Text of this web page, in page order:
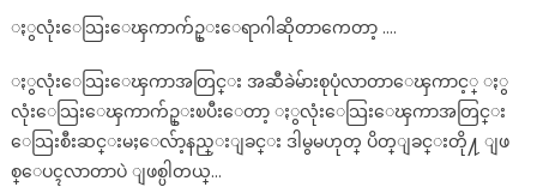
ႏွလုံးေသြးေၾကာက်ဥ္းေရာဂါဆိုတာကေတာ့ ….
ႏွလုံးေသြးေၾကာအတြင္း အဆီခဲမ်ားစုပုံလာတာေၾကာင့္ ႏွ
လုံးေသြးေၾကာက်ဥ္းၿပီးေတာ့ ႏွလုံးေသြးေၾကာအတြင္း
ေသြးစီးဆင္းမႈေလ်ာ့နည္းျခင္း ဒါမွမဟုတ္ ပိတ္ျခင္းတို႔ ျဖ
စ္ေပၚလာတာပဲ ျဖစ္ပါတယ္…